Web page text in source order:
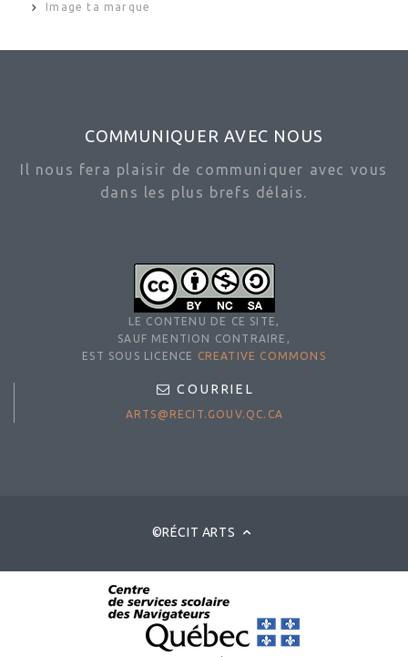
Image ta marque
COMMUNIQUER AVEC NOUS
Il nous fera plaisir de communiquer avec vous
dans les plus brefs délais.
LE CONTENU DE CE SITE,
SAUF MENTION CONTRAIRE,
EST SOUS LICENCE
CREATIVE COMMONS
COURRIEL
ARTS@RECIT.GOUV.QC.CA
©RÉCIT ARTS